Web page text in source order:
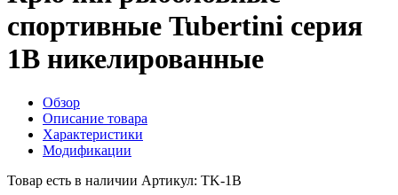
спортивные Tubertini серия
1B никелированные
Обзор
Описание товара
Характеристики
Модификации
Товар есть в наличии Артикул: TK-1B